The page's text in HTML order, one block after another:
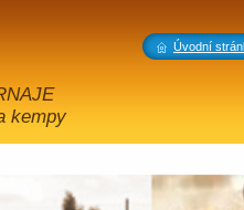
kempy
Úvodní